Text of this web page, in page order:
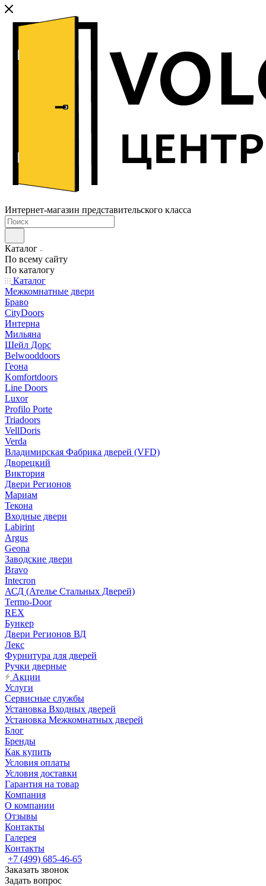
Интернет-магазин представительского класса
Каталог
По всему сайту
По каталогу
Каталог
Межкомнатные двери
Браво
CityDoors
Интерна
Мильяна
Шейл Дорс
Belwooddoors
Геона
Komfortdoors
Line Doors
Luxor
Profilo Porte
Triadoors
VellDoris
Verda
Владимирская Фабрика дверей (VFD)
Дворецкий
Виктория
Двери Регионов
Мариам
Текона
Входные двери
Labirint
Argus
Geona
Заводские двери
Bravo
Intecron
АСД (Ателье Стальных Дверей)
Termo-Door
REX
Бункер
Двери Регионов ВД
Лекс
Фурнитура для дверей
Ручки дверные
Акции
Услуги
Сервисные службы
Установка Входных дверей
Установка Межкомнатных дверей
Блог
Бренды
Как купить
Условия оплаты
Условия доставки
Гарантия на товар
Компания
О компании
Отзывы
Контакты
Галерея
Контакты
+7 (499) 685-46-65
Заказать звонок
Задать вопрос